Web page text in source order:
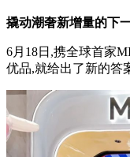
撬动潮奢新增量的下
6月18日,携全球首家
优品,就给出了新的答